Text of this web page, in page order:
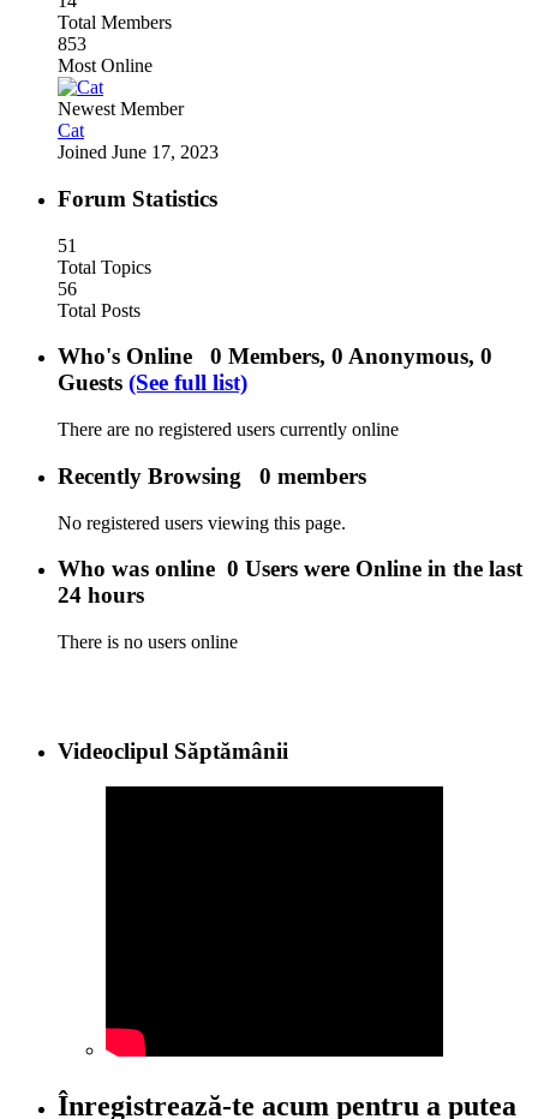
Total Members
853
Most Online
Newest Member
Cat
Joined June 17, 2023
Forum Statistics
51
Total Topics
56
Total Posts
Who's Online 0 Members, 0 Anonymous, 0
Guests (See full list)
There are no registered users currently online
Recently Browsing 0 members
No registered users viewing this page.
Who was online 0 Users were Online in the last
24 hours
There is no users online
Videoclipul Săptămânii
Înregistrează-te acum pentru a putea